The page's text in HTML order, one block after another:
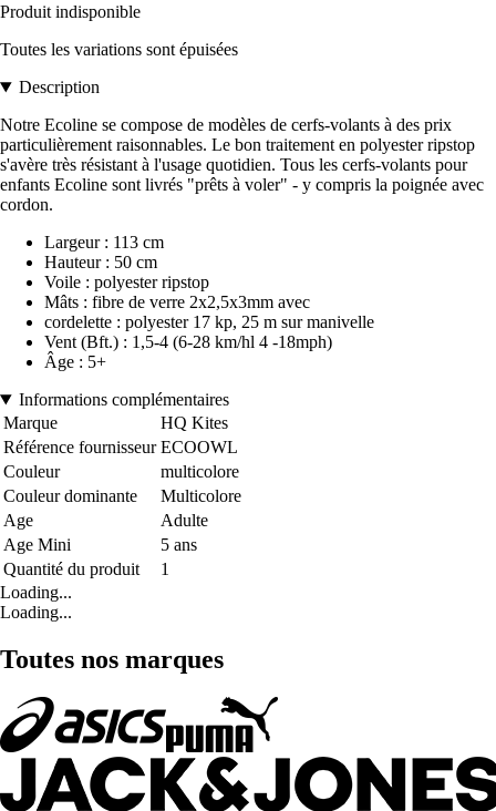
Produit indisponible
Toutes les variations sont épuisées
Description
Notre Ecoline se compose de modèles de cerfs-volants à des prix
particulièrement raisonnables. Le bon traitement en polyester ripstop
s'avère très résistant à l'usage quotidien. Tous les cerfs-volants pour
enfants Ecoline sont livrés "prêts à voler" - y compris la poignée avec
cordon.
Largeur : 113 cm
Hauteur : 50 cm
Voile : polyester ripstop
Mâts : fibre de verre 2x2,5x3mm avec
cordelette : polyester 17 kp, 25 m sur manivelle
Vent (Bft.) : 1,5-4 (6-28 km/hl 4 -18mph)
Âge : 5+
Informations complémentaires
Marque
HQ Kites
Référence fournisseur ECOOWL
Couleur
multicolore
Couleur dominante
Multicolore
Age
Adulte
Age Mini
5 ans
Quantité du produit
1
Loading...
Loading...
Toutes nos marques